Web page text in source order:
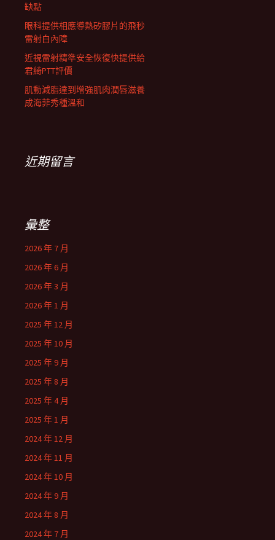
缺點
眼科提供相應導熱矽膠片的飛秒
雷射白內障
近視雷射精準安全恢復快提供給
君綺PTT評價
肌動減脂達到增強肌肉潤唇滋養
成海菲秀種溫和
近期留言
彙整
2026 年 7 月
2026 年 6 月
2026 年 3 月
2026 年 1 月
2025 年 12 月
2025 年 10 月
2025 年 9 月
2025 年 8 月
2025 年 4 月
2025 年 1 月
2024 年 12 月
2024 年 11 月
2024 年 10 月
2024 年 9 月
2024 年 8 月
2024 年 7 月